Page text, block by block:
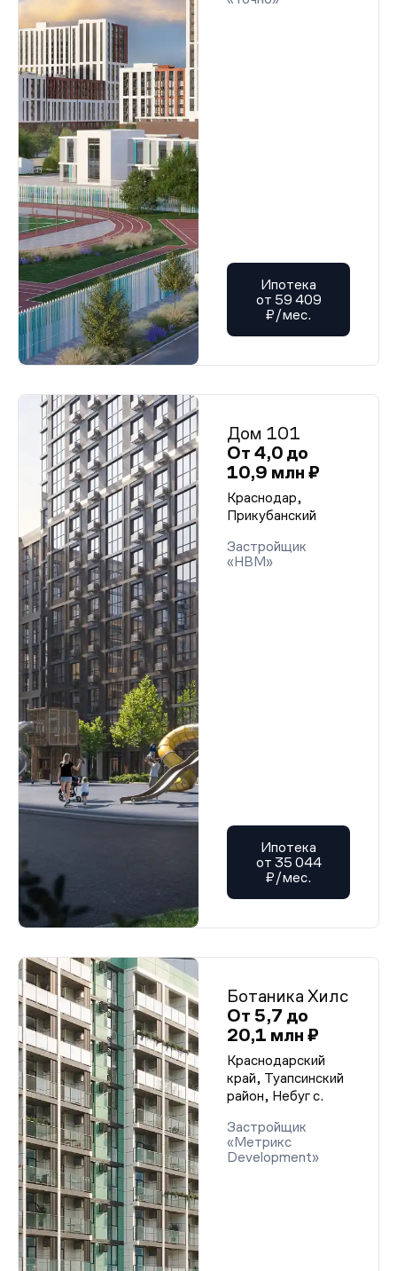
Ипотека
от 59 409
₽/мес.
Дом 101
От 4,0 до
10,9 млн ₽
Краснодар,
Прикубанский
Застройщик
«НВМ»
Ипотека
от 35 044
₽/мес.
Ботаника Хилс
От 5,7 до
20,1 млн ₽
Краснодарский
край, Туапсинский
район, Небуг с.
Застройщик
«Метрикс
Develoрment»